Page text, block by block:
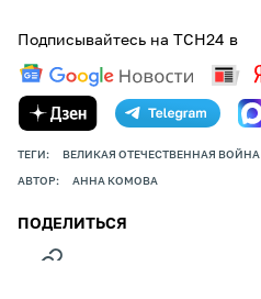
Подписывайтесь на ТСН24 в
ТЕГИ: ВЕЛИКАЯ ОТЕЧЕСТВЕННАЯ ВОЙНА
АВТОР: АННА КОМОВА
ПОДЕЛИТЬСЯ